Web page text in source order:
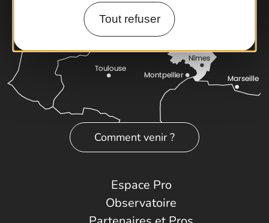
Tout refuser
Comment venir ?
Espace Pro
Observatoire